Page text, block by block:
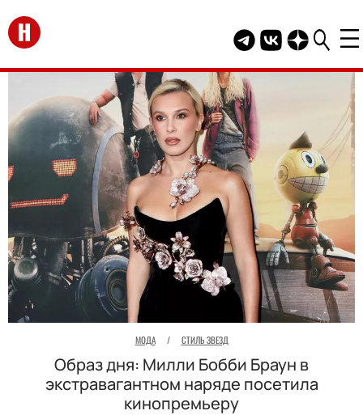
Перейти на главную
Telegram канал
Группа HELLO
Канал
МОДА / СТИЛЬ ЗВЕЗД
Образ дня: Милли Бобби Браун в
экстравагантном наряде посетила
кинопремьеру